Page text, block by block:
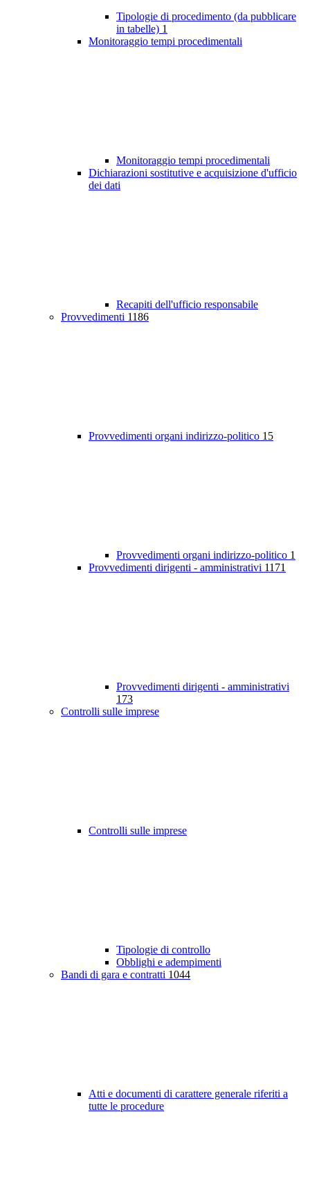
Tipologie di procedimento (da pubblicare
in tabelle) 1
Monitoraggio tempi procedimentali
Monitoraggio tempi procedimentali
Dichiarazioni sostitutive e acquisizione d'ufficio
dei dati
Recapiti dell'ufficio responsabile
Provvedimenti 1186
Provvedimenti organi indirizzo-politico 15
Provvedimenti organi indirizzo-politico 1
Provvedimenti dirigenti - amministrativi 1171
Provvedimenti dirigenti - amministrativi
173
Controlli sulle imprese
Controlli sulle imprese
Tipologie di controllo
Obblighi e adempimenti
Bandi di gara e contratti 1044
Atti e documenti di carattere generale riferiti a
tutte le procedure